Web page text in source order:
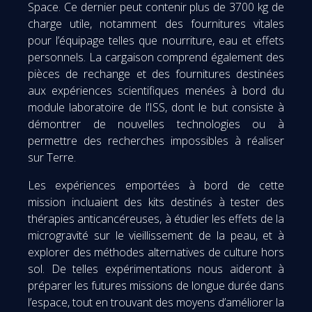
Space. Ce dernier peut contenir plus de 3700 kg de
charge utile, notamment des fournitures vitales
pour l’équipage telles que nourriture, eau et effets
personnels. La cargaison comprend également des
pièces de rechange et des fournitures destinées
aux expériences scientifiques menées à bord du
module laboratoire de l’ISS, dont le but consiste à
démontrer de nouvelles technologies ou à
permettre des recherches impossibles à réaliser
sur Terre.
Les expériences emportées à bord de cette
mission incluaient des kits destinés à tester des
thérapies anticancéreuses, à étudier les effets de la
microgravité sur le vieillissement de la peau, et à
explorer des méthodes alternatives de culture hors
sol. De telles expérimentations nous aideront à
préparer les futures missions de longue durée dans
l’espace, tout en trouvant des moyens d’améliorer la